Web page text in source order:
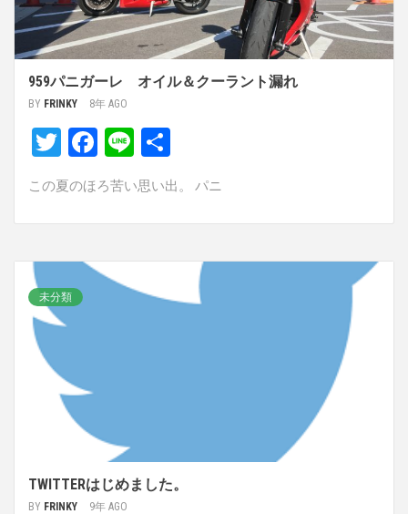
959パニガーレ オイル＆クーラント漏れ
BY FRINKY 8年 AGO
Twitter
Facebook
Line
有
この夏のほろ苦い思い出。 パニ
未分類
TWITTERはじめました。
BY FRINKY 9年 AGO